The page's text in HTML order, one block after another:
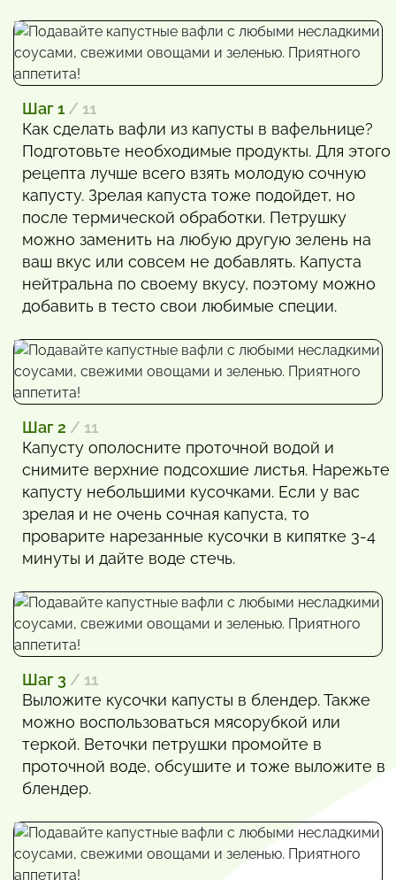
Шаг 1 / 11
Как сделать вафли из капусты в вафельнице?
Подготовьте необходимые продукты. Для этого
рецепта лучше всего взять молодую сочную
капусту. Зрелая капуста тоже подойдет, но
после термической обработки. Петрушку
можно заменить на любую другую зелень на
ваш вкус или совсем не добавлять. Капуста
нейтральна по своему вкусу, поэтому можно
добавить в тесто свои любимые специи.
Шаг 2 / 11
Капусту ополосните проточной водой и
снимите верхние подсохшие листья. Нарежьте
капусту небольшими кусочками. Если у вас
зрелая и не очень сочная капуста, то
проварите нарезанные кусочки в кипятке 3-4
минуты и дайте воде стечь.
Шаг 3 / 11
Выложите кусочки капусты в блендер. Также
можно воспользоваться мясорубкой или
теркой. Веточки петрушки промойте в
проточной воде, обсушите и тоже выложите в
блендер.